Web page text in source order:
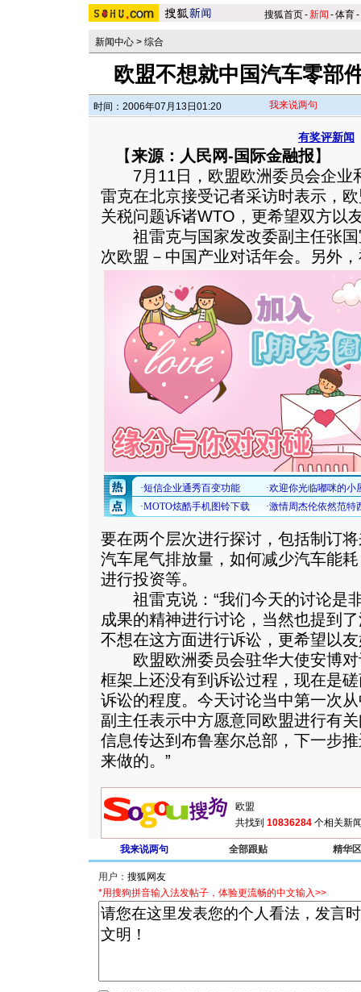
搜狐首页-新闻 -体育-
新闻中心 > 综合
欧盟不想就中国汽车零部
时间：2006年07月13日01:20 我来说两句
有奖评新闻
【来源：人民网-国际金融报】
7月11日，欧盟欧洲委员会企业
雷克在北京接受记者采访时表示，
关税问题诉诸WTO，更希望双方以
祖雷克与国家发改委副主任张国
次欧盟－中国产业对话年会。
另外
要在两个层次进行探讨，包括制订
汽车尾气排放量，如何减少汽车能
进行投资等。
祖雷克说：“我们今天的讨论是
成果的精神进行讨论，当然也提到
不想在这方面进行诉讼，更希望以
欧盟欧洲委员会驻华大使安博对
框架上还没有到诉讼过程，现在是
诉讼的程度。今天讨论当中第一次
副主任表示中方愿意同欧盟进行有
信息传达到布鲁塞尔总部，下一步
来做的。”
共找到 10836284 个相关新
我来说两句 全部跟贴 精华区
用户：
*用搜狗拼音输入法发帖子，体验更流畅的中文输入>>